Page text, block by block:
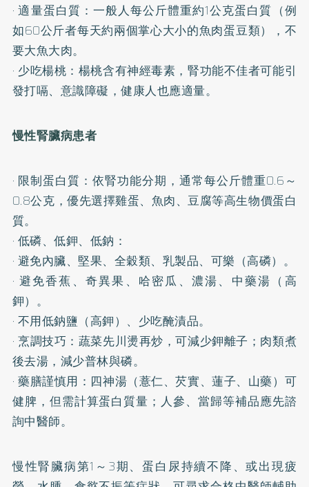
· 適量蛋白質：一般人每公斤體重約1公克蛋白質（例
如60公斤者每天約兩個掌心大小的魚肉蛋豆類），不
要大魚大肉。
· 少吃楊桃：楊桃含有神經毒素，腎功能不佳者可能引
發打嗝、意識障礙，健康人也應適量。
慢性腎臟病患者
· 限制蛋白質：依腎功能分期，通常每公斤體重0.6～
0.8公克，優先選擇雞蛋、魚肉、豆腐等高生物價蛋白
質。
· 低磷、低鉀、低鈉：
· 避免內臟、堅果、全穀類、乳製品、可樂（高磷）。
· 避免香蕉、奇異果、哈密瓜、濃湯、中藥湯（高
鉀）。
· 不用低鈉鹽（高鉀）、少吃醃漬品。
· 烹調技巧：蔬菜先川燙再炒，可減少鉀離子；肉類煮
後去湯，減少普林與磷。
· 藥膳謹慎用：四神湯（薏仁、芡實、蓮子、山藥）可
健脾，但需計算蛋白質量；人參、當歸等補品應先諮
詢中醫師。
慢性腎臟病第1～3期、蛋白尿持續不降、或出現疲